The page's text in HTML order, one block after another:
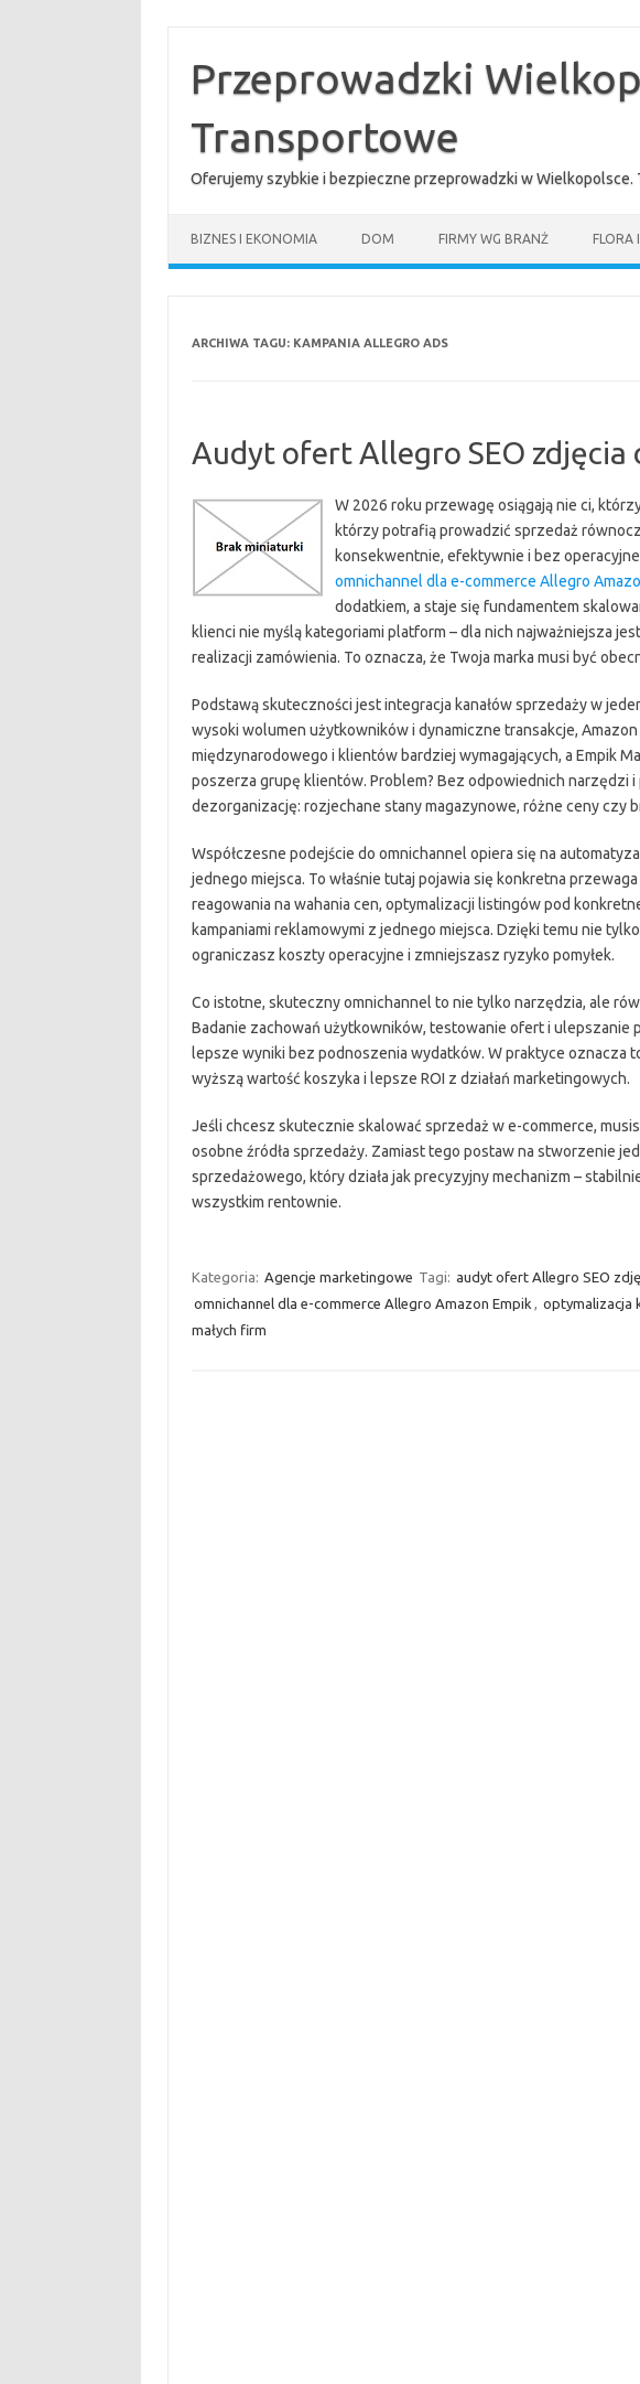
treściPrzeprowadzki
Transportowe
Oferujemy szybkie i bezpieczne przeprowadzki w
BIZNES I EKONOMIA DOM FIRMY WG BRANŻ FLORA
ARCHIWA TAGU: KAMPANIA ALLEGRO ADS
Audyt ofert Allegro SEO zdjęcia
W 2026 roku przewagę osiągają nie ci,
którzy potrafią prowadzić sprzedaż
konsekwentnie, efektywnie i bez
omnichannel dla e-commerce Allegro
dodatkiem, a staje się fundamentem
klienci nie myślą kategoriami platform – dla nich najważniejsza
realizacji zamówienia. To oznacza, że Twoja marka musi być
Podstawą skuteczności jest integracja kanałów sprzedaży w
wysoki wolumen użytkowników i dynamiczne transakcje,
międzynarodowego i klientów bardziej wymagających, a Empik
poszerza grupę klientów. Problem? Bez odpowiednich narzędzi i
dezorganizację: rozjechane stany magazynowe, różne ceny czy
Współczesne podejście do omnichannel opiera się na
jednego miejsca. To właśnie tutaj pojawia się konkretna
reagowania na wahania cen, optymalizacji listingów pod
kampaniami reklamowymi z jednego miejsca. Dzięki temu nie
ograniczasz koszty operacyjne i zmniejszasz ryzyko pomyłek.
Co istotne, skuteczny omnichannel to nie tylko narzędzia, ale
Badanie zachowań użytkowników, testowanie ofert i ulepszanie
lepsze wyniki bez podnoszenia wydatków. W praktyce oznacza
wyższą wartość koszyka i lepsze ROI z działań marketingowych.
Jeśli chcesz skutecznie skalować sprzedaż w e-commerce,
osobne źródła sprzedaży. Zamiast tego postaw na stworzenie
sprzedażowego, który działa jak precyzyjny mechanizm –
wszystkim rentownie.
Kategoria: Agencje marketingowe Tagi: audyt ofert Allegro SEO
omnichannel dla e-commerce Allegro Amazon Empik , optymalizacja
małych firm